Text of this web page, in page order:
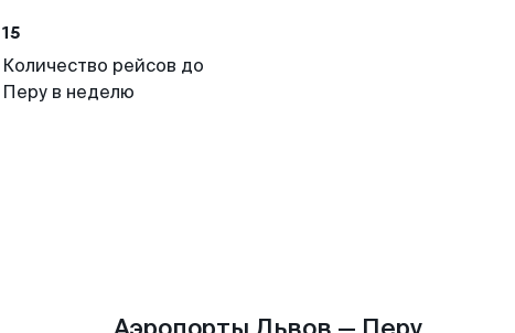
15
Количество рейсов до
Перу в неделю